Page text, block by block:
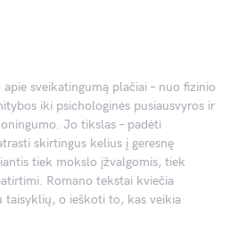
apie sveikatingumą plačiai – nuo fizinio
iki psichologinės pusiausvyros ir
Jo tikslas – padėti
skirtingus kelius į geresnę
tiek mokslo įžvalgomis, tiek
Romano tekstai kviečia
taisyklių, o ieškoti to, kas veikia